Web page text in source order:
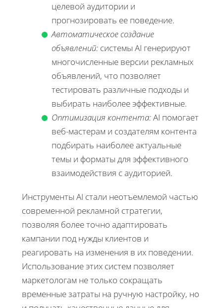
целевой аудитории и
прогнозировать ее поведение.
Автоматическое создание
объявлений: системы AI генерируют
многочисленные версии рекламных
объявлений, что позволяет
тестировать различные подходы и
выбирать наиболее эффективные.
Оптимизация контента:AI помогает
веб-мастерам и создателям контента
подбирать наиболее актуальные
темы и форматы для эффективного
взаимодействия с аудиторией.
Инструменты AI стали неотъемлемой частью
современной рекламной стратегии,
позволяя более точно адаптировать
кампании под нужды клиентов и
реагировать на изменения в их поведении.
Использование этих систем позволяет
маркетологам не только сокращать
временные затраты на ручную настройку, но